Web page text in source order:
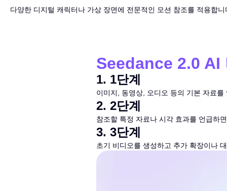
다양한 디지털 캐릭터나 가상 장면에 전문적인 모션 참조를 적용합
Seedance 2.0 AI
1. 1단계
이미지, 동영상, 오디오 등의 기본 자료
2. 2단계
참조할 특정 자료나 시각 효과를 언급하
3. 3단계
초기 비디오를 생성하고 추가 확장이나